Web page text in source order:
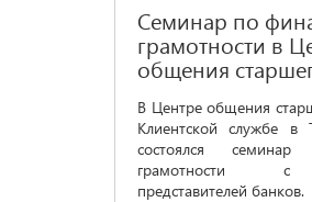
Семинар по
грамотности в
общения
В Центре общения
Клиентской службе в
состоялся
грамотности с
представителей банков.